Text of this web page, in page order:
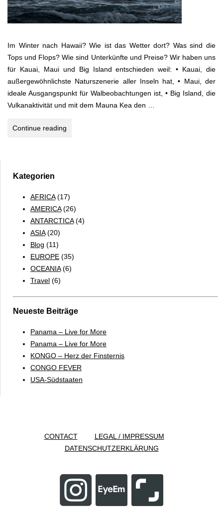
Im Winter nach Hawaii? Wie ist das Wetter dort? Was sind die
Tops und Flops? Wie sind Unterkünfte und Preise? Wir haben uns
für Kauai, Maui und Big Island entschieden weil: • Kauai, die
außergewöhnlichste Naturszenerie aller Inseln hat, • Maui, der
ideale Ausgangspunkt für Walbeobachtungen ist, • Big Island, die
Vulkanaktivität und mit dem Mauna Kea den …
Continue reading
und
Preise
Kategorien
AFRICA(17)
AMERICA(26)
ANTARCTICA(4)
ASIA(20)
Blog (11)
EUROPE (35)
OCEANIA(6)
Travel (6)
Neueste Beiträge
Panama – Live for More
Panama – Live for More
KONGO – Herz der Finsternis
CONGO FEVER
USA-Südstaaten
CONTACT
LEGAL / IMPRESSUM
DATENSCHUTZERKLÄRUNG